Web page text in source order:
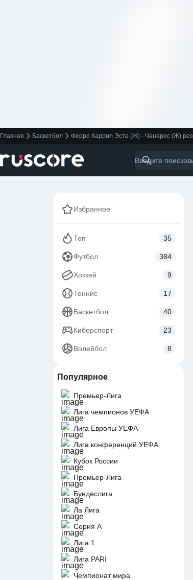
Главная Баскетбол Ферро Каррил Эсте (Ж) - Чанарес (Ж)
Избранное
Топ 35
Футбол 384
Хоккей 9
Теннис 17
Баскетбол 40
Киберспорт 23
Волейбол 8
Популярное
Премьер-Лига
Лига чемпионов УЕФА
Лига Европы УЕФА
Лига конференций УЕФА
Кубок России
Премьер-Лига
Бундеслига
Ла Лига
Серия А
Лига 1
Лига PARI
Чемпионат мира